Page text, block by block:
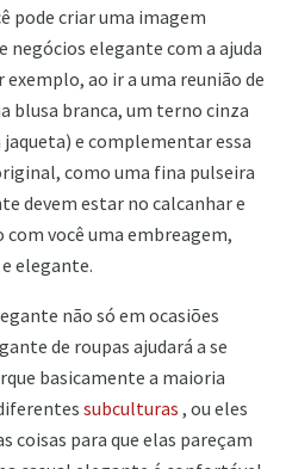
pode criar uma imagem
elegante com a ajuda
ao ir a uma reunião de
blusa branca, um terno cinza
e complementar essa
como uma fina pulseira
devem estar no calcanhar e
com você uma embreagem,
elegante.
não só em ocasiões
de roupas ajudará a se
basicamente a maioria
subculturas , ou eles
coisas para que elas pareçam